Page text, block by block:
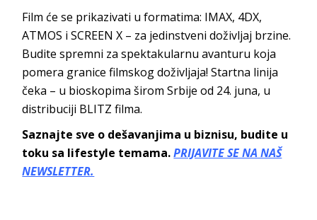
Film će se prikazivati u formatima: IMAX, 4DX,
ATMOS i SCREEN X – za jedinstveni doživljaj brzine.
Budite spremni za spektakularnu avanturu koja
pomera granice filmskog doživljaja! Startna linija
čeka – u bioskopima širom Srbije od 24. juna, u
distribuciji BLITZ filma.
Saznajte sve o dešavanjima u biznisu, budite u
toku sa lifestyle temama.PRIJAVITE SE NA NAŠ
NEWSLETTER.